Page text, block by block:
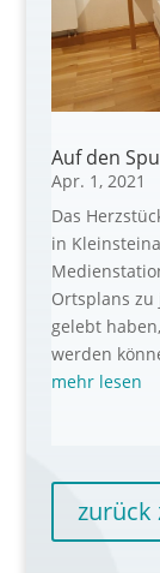
Auf den
Apr. 1, 2021
Das
in
Ortsplans zu
gelebt
werden
mehr lesen
zurück